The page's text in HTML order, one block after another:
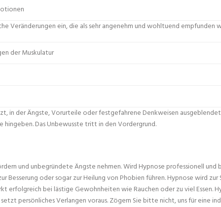
Veränderungen ein, die als sehr angenehm und wohltuend empfunden
der Muskulatur
in der Ängste, Vorurteile oder festgefahrene Denkweisen ausgeblendet
hingeben. Das Unbewusste tritt in den Vordergrund.
und unbegründete Ängste nehmen. Wird Hypnose professionell und
Besserung oder sogar zur Heilung von Phobien führen. Hypnose wird
erfolgreich bei lästige Gewohnheiten wie Rauchen oder zu viel Essen.
persönliches Verlangen voraus. Zögern Sie bitte nicht, uns für eine